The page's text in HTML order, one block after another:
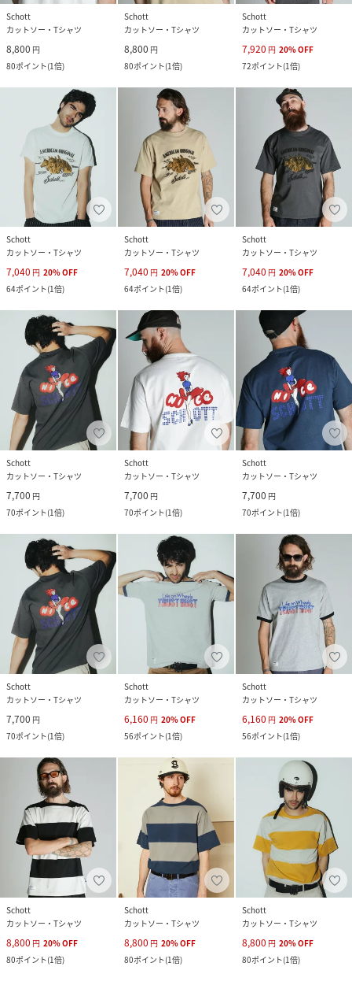
Schott
カットソー・Tシャツ
8,800 円
80ポイント(1倍)
Schott
カットソー・Tシャツ
8,800 円
80ポイント(1倍)
Schott
カットソー・Tシャツ
7,920 円 20%OFF
72ポイント(1倍)
Schott
カットソー・Tシャツ
7,040 円 20%OFF
64ポイント(1倍)
Schott
カットソー・Tシャツ
7,040 円 20%OFF
64ポイント(1倍)
Schott
カットソー・Tシャツ
7,040 円 20%OFF
64ポイント(1倍)
Schott
カットソー・Tシャツ
7,700 円
70ポイント(1倍)
Schott
カットソー・Tシャツ
7,700 円
70ポイント(1倍)
Schott
カットソー・Tシャツ
7,700 円
70ポイント(1倍)
Schott
カットソー・Tシャツ
7,700 円
70ポイント(1倍)
Schott
カットソー・Tシャツ
6,160 円 20%OFF
56ポイント(1倍)
Schott
カットソー・Tシャツ
6,160 円 20%OFF
56ポイント(1倍)
Schott
カットソー・Tシャツ
8,800 円 20%OFF
80ポイント(1倍)
Schott
カットソー・Tシャツ
8,800 円 20%OFF
80ポイント(1倍)
Schott
カットソー・Tシャツ
8,800 円 20%OFF
80ポイント(1倍)